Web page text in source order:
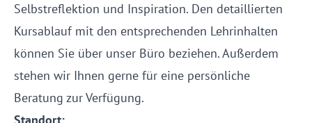
Selbstreflektion und Inspiration. Den detaillierten
Kursablauf mit den entsprechenden Lehrinhalten
können Sie über unser Büro beziehen. Außerdem
stehen wir Ihnen gerne für eine persönliche
Beratung zur Verfügung.